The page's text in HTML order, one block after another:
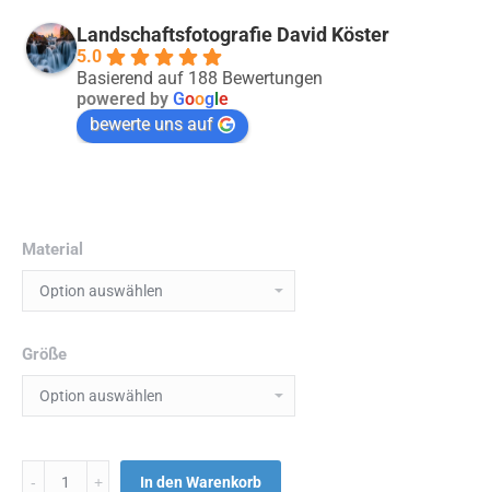
Landschaftsfotografie David Köster
5.0
Basierend auf 188 Bewertungen
powered by Google
bewerte uns auf
Material
Größe
Menge In den Warenkorb